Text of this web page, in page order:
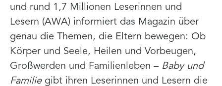
und rund 1,7 Millionen Leserinnen und
Lesern (AWA) informiert das Magazin über
genau die Themen, die Eltern bewegen: Ob
Körper und Seele, Heilen und Vorbeugen,
Großwerden und Familienleben – Baby und
Familiegibt ihren Leserinnen und Lesern die